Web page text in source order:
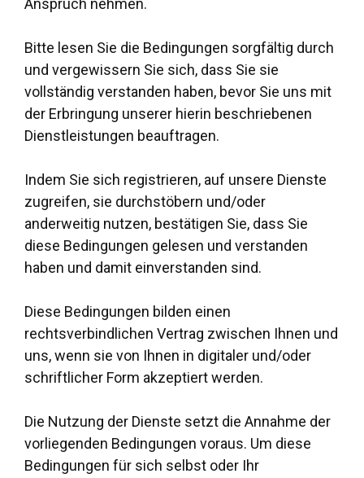
Anspruch nehmen.
Bitte lesen Sie die Bedingungen sorgfältig durch
und vergewissern Sie sich, dass Sie sie
vollständig verstanden haben, bevor Sie uns mit
der Erbringung unserer hierin beschriebenen
Dienstleistungen beauftragen.
Indem Sie sich registrieren, auf unsere Dienste
zugreifen, sie durchstöbern und/oder
anderweitig nutzen, bestätigen Sie, dass Sie
diese Bedingungen gelesen und verstanden
haben und damit einverstanden sind.
Diese Bedingungen bilden einen
rechtsverbindlichen Vertrag zwischen Ihnen und
uns, wenn sie von Ihnen in digitaler und/oder
schriftlicher Form akzeptiert werden.
Die Nutzung der Dienste setzt die Annahme der
vorliegenden Bedingungen voraus. Um diese
Bedingungen für sich selbst oder Ihr